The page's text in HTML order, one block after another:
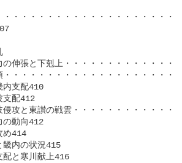
・・・・・・・・・・・・・・・・・・・
伸張と下剋上・・・・・・・・・・・・・
・・・・・・・・・・・・・・・・・・・
支配410
配412
攻と東讃の戦雲・・・・・・・・・・・・
動向412
414
の状況415
寒川献上416